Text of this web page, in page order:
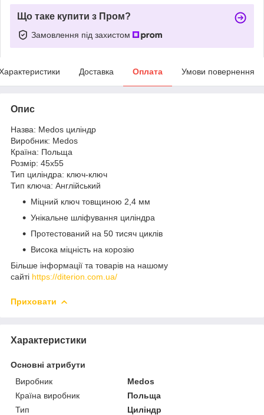
Що таке купити з Пром?
Замовлення під захистом
Доставка Оплата Умови повернення
Опис
Назва: Medos циліндр
Виробник: Medos
Країна: Польща
Розмір: 45х55
Тип циліндра: ключ-ключ
Тип ключа: Англійський
Міцний ключ товщиною 2,4 мм
Унікальне шліфування циліндра
Протестований на 50 тисяч циклів
Висока міцність на корозію
Більше інформації та товарів на нашому
сайті https://diterion.com.ua/
Приховати
Характеристики
Основні атрибути
Виробник
Medos
Країна виробник
Польща
Тип
Циліндр